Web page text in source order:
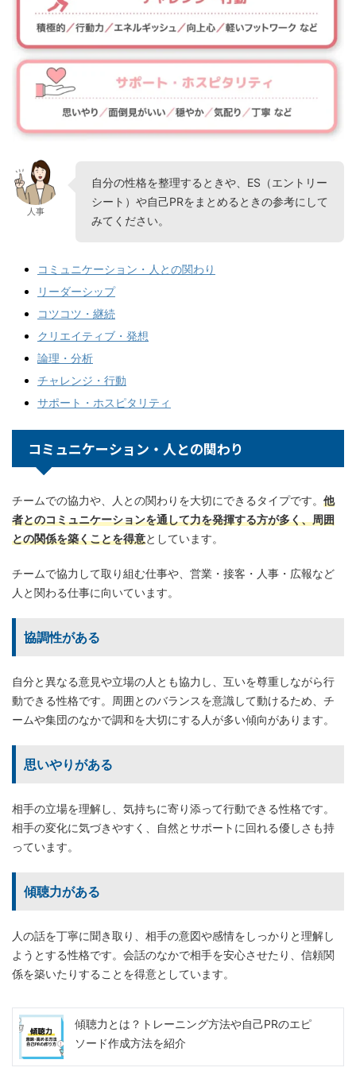
人事
自分の性格を整理するときや、ES（エントリー
シート）や自己PRをまとめるときの参考にして
みてください。
コミュニケーション・人との関わり
リーダーシップ
コツコツ・継続
クリエイティブ・発想
論理・分析
チャレンジ・行動
サポート・ホスピタリティ
コミュニケーション・人との関わり
チームでの協力や、人との関わりを大切にできるタイプです。 他
者とのコミュニケーションを通して力を発揮する方が多く、周囲
との関係を築くことを得意としています。
チームで協力して取り組む仕事や、営業・接客・人事・広報など
人と関わる仕事に向いています。
協調性がある
自分と異なる意見や立場の人とも協力し、互いを尊重しながら行
動できる性格です。周囲とのバランスを意識して動けるため、チ
ームや集団のなかで調和を大切にする人が多い傾向があります。
思いやりがある
相手の立場を理解し、気持ちに寄り添って行動できる性格です。
相手の変化に気づきやすく、自然とサポートに回れる優しさも持
っています。
傾聴力がある
人の話を丁寧に聞き取り、相手の意図や感情をしっかりと理解し
ようとする性格です。会話のなかで相手を安心させたり、信頼関
係を築いたりすることを得意としています。
傾聴力とは？トレーニング方法や自己PRのエピ
ソード作成方法を紹介